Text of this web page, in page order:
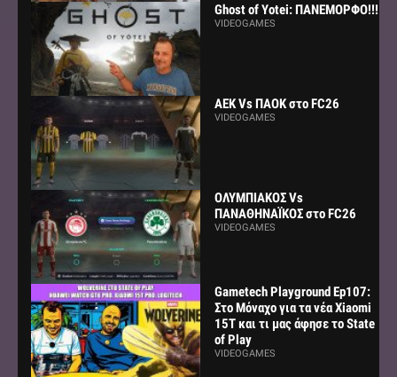
Ghost of Yotei: ΠΑΝΕΜΟΡΦΟ!!!
VIDEOGAMES
AEK Vs ΠΑΟΚ στο FC26
VIDEOGAMES
ΟΛΥΜΠΙΑΚΟΣ Vs
ΠΑΝΑΘΗΝΑΪΚΟΣ στο FC26
VIDEOGAMES
Gametech Playground Ep107:
Στο Μόναχο για τα νέα Xiaomi
15Τ και τι μας άφησε το State
of Play
VIDEOGAMES